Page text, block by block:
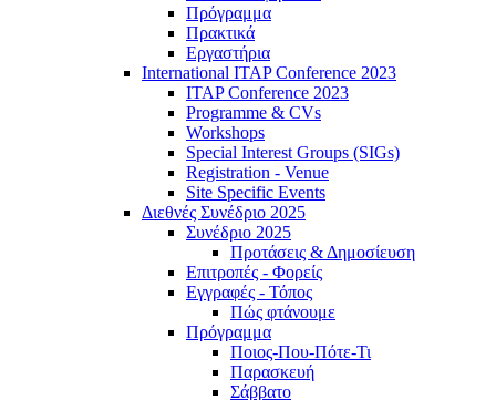
Πρόγραμμα
Πρακτικά
Εργαστήρια
International ITAP Conference 2023
ITAP Conference 2023
Programme & CVs
Workshops
Special Interest Groups (SIGs)
Registration - Venue
Site Specific Events
Διεθνές Συνέδριο 2025
Συνέδριο 2025
Προτάσεις & Δημοσίευση
Επιτροπές - Φορείς
Εγγραφές - Τόπος
Πώς φτάνουμε
Πρόγραμμα
Ποιος-Που-Πότε-Τι
Παρασκευή
Σάββατο